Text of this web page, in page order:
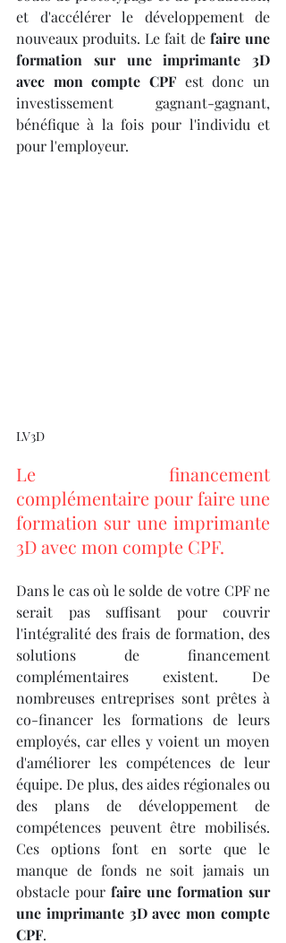
et d'accélérer le développement de
nouveaux produits. Le fait de faire une
formation sur une imprimante 3D
avec mon compte CPF est donc un
investissement gagnant-gagnant,
bénéfique à la fois pour l'individu et
pour l'employeur.
LV3D
Le financement
complémentaire pour faire une
formation sur une imprimante
3D avec mon compte CPF.
Dans le cas où le solde de votre CPF ne
serait pas suffisant pour couvrir
l'intégralité des frais de formation, des
solutions de financement
complémentaires existent. De
nombreuses entreprises sont prêtes à
co-financer les formations de leurs
employés, car elles y voient un moyen
d'améliorer les compétences de leur
équipe. De plus, des aides régionales ou
des plans de développement de
compétences peuvent être mobilisés.
Ces options font en sorte que le
manque de fonds ne soit jamais un
obstacle pour faire une formation sur
une imprimante 3D avec mon compte
CPF.